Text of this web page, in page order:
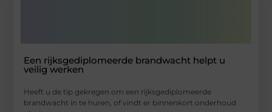
Een rijksgediplomeerde brandwacht helpt u
veilig werken
Heeft u de tip gekregen om een rijksgediplomeerde
brandwacht in te huren, of vindt er binnenkort onderhoud